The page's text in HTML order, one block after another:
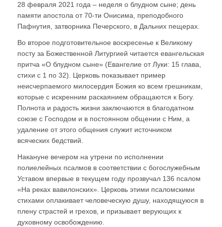
28 февраля 2021 года – неделя о блудном сыне; день
памяти апостола от 70-ти Онисима, преподобного
Пафнутия, затворника Печерского, в Дальних пещерах.
Во второе подготовительное воскресенье к Великому
посту за Божественной Литургией читается евангельская
притча «О блудном сыне» (Евангелие от Луки: 15 глава,
стихи с 1 по 32). Церковь показывает пример
неисчерпаемого милосердия Божия ко всем грешникам,
которые с искренним раскаянием обращаются к Богу.
Полнота и радость жизни заключаются в благодатном
союзе с Господом и в постоянном общении с Ним, а
удаление от этого общения служит источником
всяческих бедствий.
Накануне вечером на утрени по исполнении
полиелейных псалмов в соответствии с богослужебным
Уставом впервые в текущем году прозвучал 136 псалом
«На реках вавилонских». Церковь этими псаломскими
стихами оплакивает человеческую душу, находящуюся в
плену страстей и грехов, и призывает верующих к
духовному освобождению.